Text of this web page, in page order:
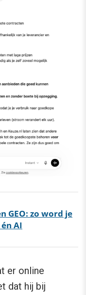
GEO: zo word je
AI
er online
dat hij bij